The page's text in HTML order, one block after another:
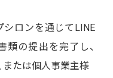
シロンを通じてLINE
類の提出を完了し、
または個人事業主様